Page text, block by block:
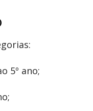
5º ano;